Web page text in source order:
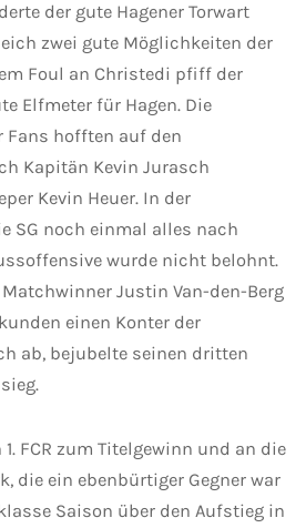
der gute Hagener Torwart
zwei gute Möglichkeiten der
Foul an Christedi pfiff der
Elfmeter für Hagen. Die
Fans hofften auf den
Kapitän Kevin Jurasch
Kevin Heuer. In der
SG noch einmal alles nach
wurde nicht belohnt.
Justin Van-den-Berg
einen Konter der
ab, bejubelte seinen dritten
FCR zum Titelgewinn und an die
die ein ebenbürtiger Gegner war
Saison über den Aufstieg in